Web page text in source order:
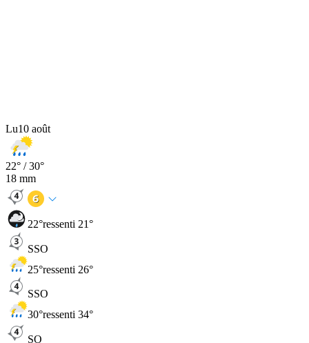
Lu10 août
22° /30°
18 mm
22°ressenti 21°
SSO
25°ressenti 26°
SSO
30°ressenti 34°
SO